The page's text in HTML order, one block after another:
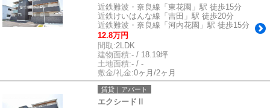
近鉄難波・奈良線「東花園」駅 徒歩15分
近鉄けいはんな線「吉田」駅 徒歩20分
近鉄難波・奈良線「河内花園」駅 徒歩15分
12.8万円
間取:2LDK
建物面積:- / 18.19坪
土地面積:- / -
敷金/礼金:0ヶ月/2ヶ月
賃貸｜アパート
エクシードⅡ